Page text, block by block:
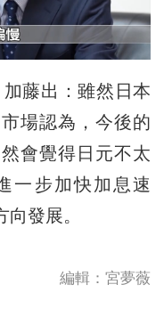
藤出：雖然日本
場認為，今後的
會覺得日元不太
一步加快加息速
發展。
編輯：宮夢薇